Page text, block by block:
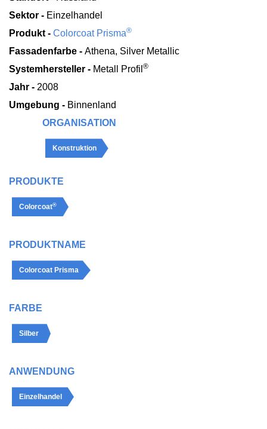
Sektor - Einzelhandel
Produkt - Colorcoat Prisma®
Fassadenfarbe - Athena, Silver Metallic
Systemhersteller - Metall Profil ®
Jahr - 2008
Umgebung - Binnenland
ORGANISATION
Konstruktion
PRODUKTE
Colorcoat®
PRODUKTNAME
Colorcoat Prisma
FARBE
Silber
ANWENDUNG
Einzelhandel